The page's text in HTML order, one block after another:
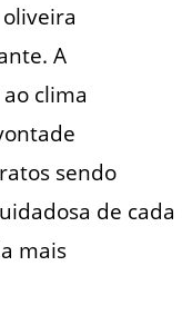
A
clima
sendo
de cada
mais